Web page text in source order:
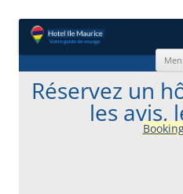
Réservez un
les avis,